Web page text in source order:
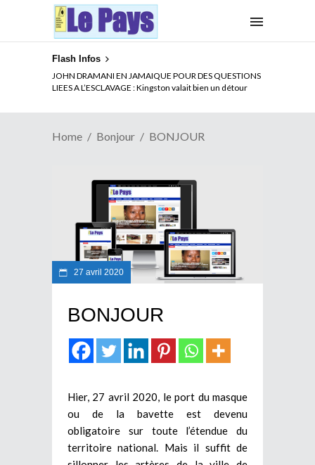
Flash Infos
JOHN DRAMANI EN JAMAIQUE POUR DES QUESTIONS
LIEES A L’ESCLAVAGE : Kingston valait bien un détour
Home Bonjour BONJOUR
27 avril 2020
BONJOUR
Hier, 27 avril 2020, le port du masque
ou de la bavette est devenu
obligatoire sur toute l’étendue du
territoire national. Mais il suffit de